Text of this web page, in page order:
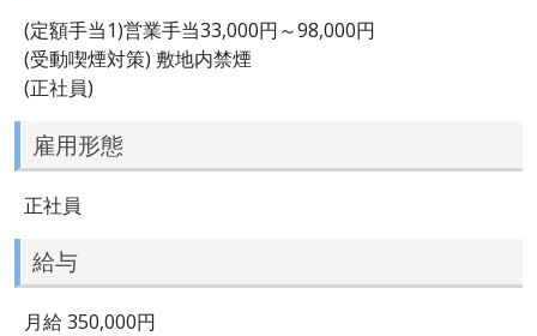
(定額手当1)営業手当33,000円～98,000円
(受動喫煙対策) 敷地内禁煙
(正社員)
雇用形態
正社員
給与
月給 350,000円